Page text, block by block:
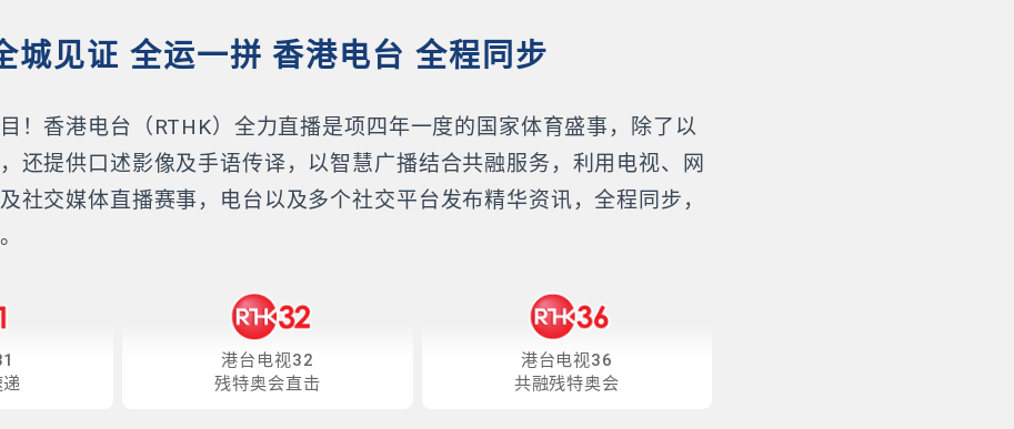
城见证 全运一拼 香港电台 全程同步
！香港电台（RTHK）全力直播是项四年一度的国家体育盛事，除了以
还提供口述影像及手语传译，以智慧广播结合共融服务，利用电视、网
社交媒体直播赛事，电台以及多个社交平台发布精华资讯，全程同步，
港台电视32
残特奥会直击
港台电视36
共融残特奥会